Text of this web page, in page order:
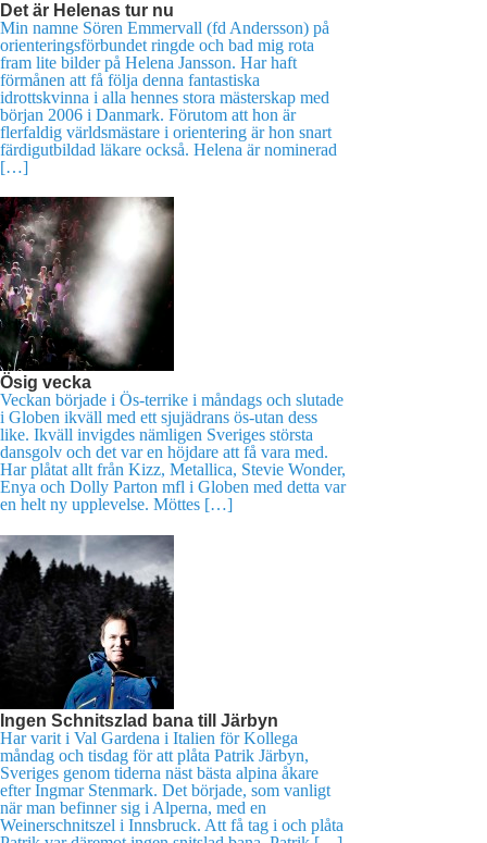
Det är Helenas tur nu
Min namne Sören Emmervall (fd Andersson) på
orienteringsförbundet ringde och bad mig rota
fram lite bilder på Helena Jansson. Har haft
förmånen att få följa denna fantastiska
idrottskvinna i alla hennes stora mästerskap med
början 2006 i Danmark. Förutom att hon är
flerfaldig världsmästare i orientering är hon snart
färdigutbildad läkare också. Helena är nominerad
[…]
Ösig vecka
Veckan började i Ös-terrike i måndags och slutade
i Globen ikväll med ett sjujädrans ös-utan dess
like. Ikväll invigdes nämligen Sveriges största
dansgolv och det var en höjdare att få vara med.
Har plåtat allt från Kizz, Metallica, Stevie Wonder,
Enya och Dolly Parton mfl i Globen med detta var
en helt ny upplevelse. Möttes […]
Ingen Schnitszlad bana till Järbyn
Har varit i Val Gardena i Italien för Kollega
måndag och tisdag för att plåta Patrik Järbyn,
Sveriges genom tiderna näst bästa alpina åkare
efter Ingmar Stenmark. Det började, som vanligt
när man befinner sig i Alperna, med en
Weinerschnitszel i Innsbruck. Att få tag i och plåta